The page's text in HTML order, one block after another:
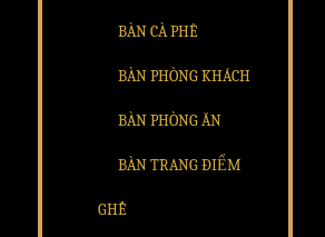
BÀN CÀ PHÊ
BÀN PHÒNG KHÁCH
BÀN PHÒNG ĂN
BÀN TRANG ĐIỂM
GHẾ